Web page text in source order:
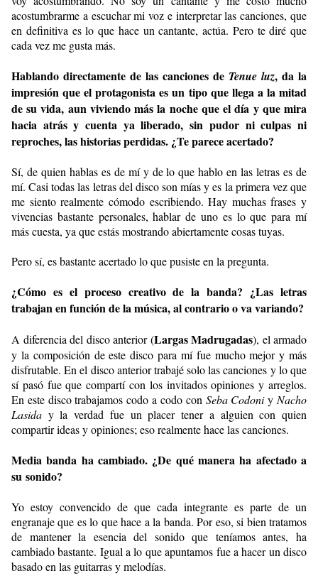
acostumbrarme a escuchar mi voz e interpretar las canciones, que
en definitiva es lo que hace un cantante, actúa. Pero te diré que
cada vez me gusta más.
Hablando directamente de las canciones de Tenue luz, da la
impresión que el protagonista es un tipo que llega a la mitad
de su vida, aun viviendo más la noche que el día y que mira
hacia atrás y cuenta ya liberado, sin pudor ni culpas ni
reproches, las historias perdidas. ¿Te parece acertado?
Sí, de quien hablas es de mí y de lo que hablo en las letras es de
mí. Casi todas las letras del disco son mías y es la primera vez que
me siento realmente cómodo escribiendo. Hay muchas frases y
vivencias bastante personales, hablar de uno es lo que para mí
más cuesta, ya que estás mostrando abiertamente cosas tuyas.
Pero sí, es bastante acertado lo que pusiste en la pregunta.
¿Cómo es el proceso creativo de la banda? ¿Las letras
trabajan en función de la música, al contrario o va variando?
A diferencia del disco anterior (Largas Madrugadas), el armado
y la composición de este disco para mí fue mucho mejor y más
disfrutable. En el disco anterior trabajé solo las canciones y lo que
sí pasó fue que compartí con los invitados opiniones y arreglos.
En este disco trabajamos codo a codo con Seba Codoniy Nacho
Lasida y la verdad fue un placer tener a alguien con quien
compartir ideas y opiniones; eso realmente hace las canciones.
Media banda ha cambiado. ¿De qué manera ha afectado a
su sonido?
Yo estoy convencido de que cada integrante es parte de un
engranaje que es lo que hace a la banda. Por eso, si bien tratamos
de mantener la esencia del sonido que teníamos antes, ha
cambiado bastante. Igual a lo que apuntamos fue a hacer un disco
basado en las guitarras y melodías.